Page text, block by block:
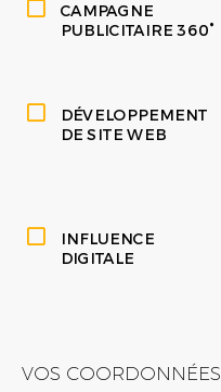
CAMPAGNE
PUBLICITAIRE 360°
DÉVELOPPEMENT
DE SITE WEB
INFLUENCE
DIGITALE
VOS COORDONNÉES